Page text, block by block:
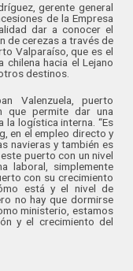
gerente general
de la Empresa
dar a conocer el
de cerezas a través de
Valparaíso, que es el
hacia el Lejano
destinos.
Valenzuela, puerto
que permite dar una
logística interna. “Es
en el empleo directo y
navieras y también es
puerto con un nivel
laboral, simplemente
con su crecimiento
está y el nivel de
no hay que dormirse
ministerio, estamos
y el crecimiento del